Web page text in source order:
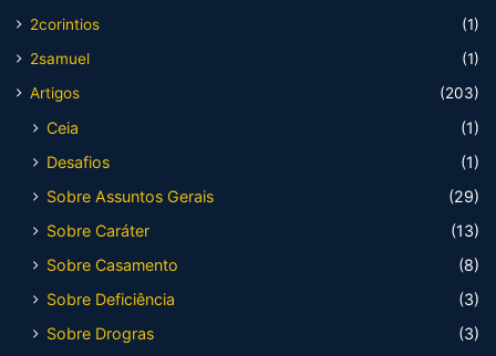
2corintios
(1)
2samuel
(1)
Artigos
(203)
Ceia
(1)
Desafios
(1)
Sobre Assuntos Gerais
(29)
Sobre Caráter
(13)
Sobre Casamento
(8)
Sobre Deficiência
(3)
Sobre Drogras
(3)